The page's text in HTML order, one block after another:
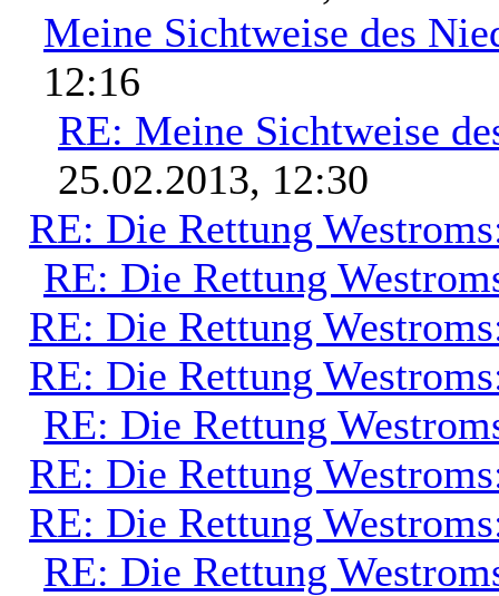
Meine Sichtweise des
12:16
RE: Meine Sichtweise
25.02.2013, 12:30
RE: Die Rettung
RE: Die Rettung
RE: Die Rettung
RE: Die Rettung
RE: Die Rettung
RE: Die Rettung
RE: Die Rettung
RE: Die Rettung